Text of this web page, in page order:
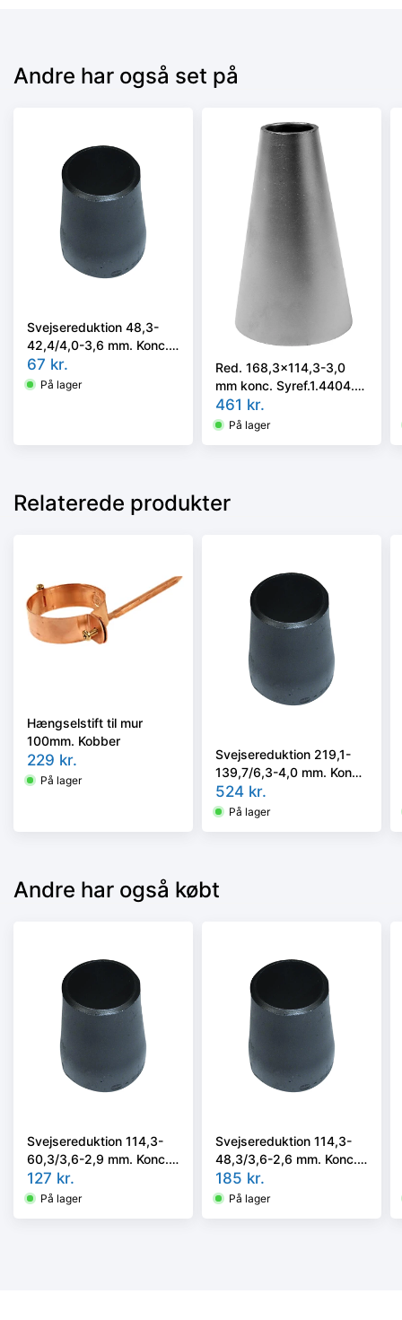
Andre har også set på
Svejsereduktion 48,3-
42,4/4,0-3,6 mm. Konc.
Kval. P235GH, EN 10253-
2 type B
67 kr.
På lager
Red. 168,3x114,3-3,0
mm konc. Syref.1.4404.
ISO 5251/EN10253-3 el.
4 i vort valg
461 kr.
På lager
Relaterede produkter
Hængselstift til mur
100mm. Kobber
229 kr.
På lager
Svejsereduktion 219,1-
139,7/6,3-4,0 mm. Konc.
Slyngr. Faset, Kval.
P235GH, EN 10253-
524 kr.
På lager
Andre har også købt
Svejsereduktion 114,3-
60,3/3,6-2,9 mm. Konc.
Slyngr. Faset, Kval.
P235GH, EN 10253-
127 kr.
På lager
Svejsereduktion 114,3-
48,3/3,6-2,6 mm. Konc.
Slyngr. Faset, Kval.
P235GH, EN 10253-
185 kr.
På lager